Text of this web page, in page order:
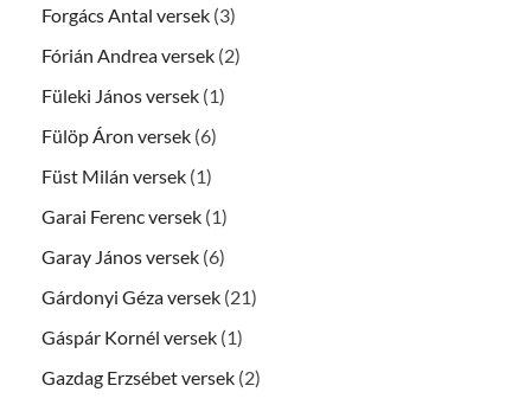
Forgács Antal versek (3)
Fórián Andrea versek (2)
Füleki János versek (1)
Fülöp Áron versek (6)
Füst Milán versek (1)
Garai Ferenc versek (1)
Garay János versek (6)
Gárdonyi Géza versek (21)
Gáspár Kornél versek (1)
Gazdag Erzsébet versek (2)